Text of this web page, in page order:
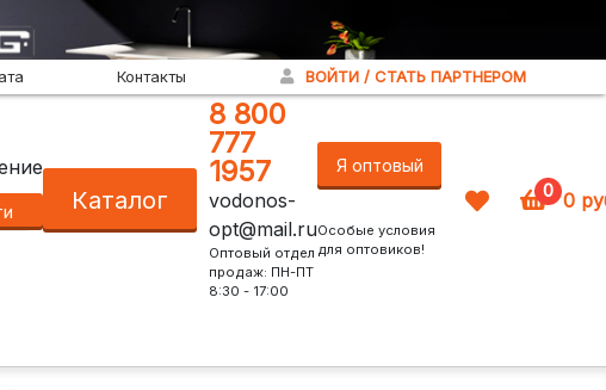
Контакты ВОЙТИ / СТАТЬ ПАРТНЕРОМ
Каталог
8 800
777
1957
vodonos-
opt@mail.ru
Оптовый отдел
продаж: ПН-ПТ
8:30 - 17:00
Я оптовый
Особые условия
для оптовиков!
0 0